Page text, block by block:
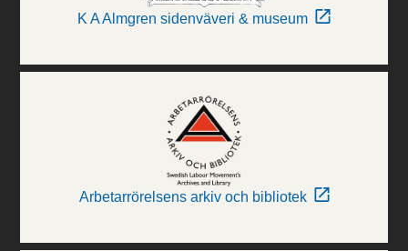
K A Almgren sidenväveri & museum
Arbetarrörelsens arkiv och bibliotek